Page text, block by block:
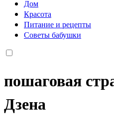
Дом
Красота
Питание и рецепты
Советы бабушки
пошаговая
Дзена